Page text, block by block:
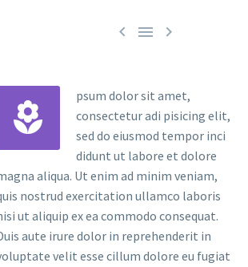
  


psum dolor sit amet,
consectetur adi pisicing elit,
sed do eiusmod tempor inci
didunt ut labore et dolore
aliqua. Ut enim ad minim veniam,
nostrud exercitation ullamco laboris
ut aliquip ex ea commodo consequat.
aute irure dolor in reprehenderit in
velit esse cillum dolore eu fugiat